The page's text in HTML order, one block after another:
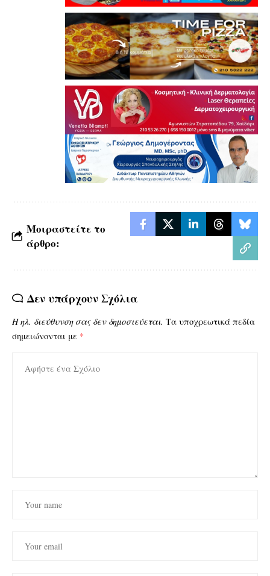
Μοιραστείτε το
άρθρο:
Δεν υπάρχουν Σχόλια
Η ηλ. διεύθυνση σας δεν δημοσιεύεται. Τα υποχρεωτικά πεδία
σημειώνονται με *